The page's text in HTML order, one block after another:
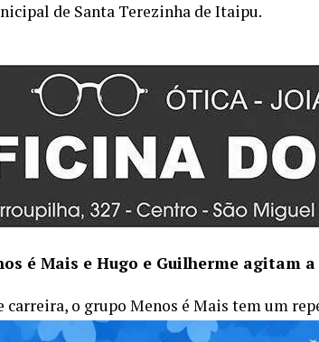
de Santa Terezinha de Itaipu.
é Mais e Hugo e Guilherme agitam
carreira, o grupo Menos é Mais tem um
às paradas de sucesso com um novo